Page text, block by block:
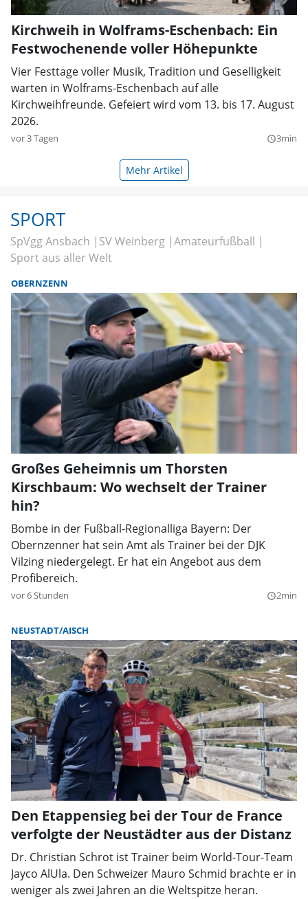
Kirchweih in Wolframs-Eschenbach: Ein
Festwochenende voller Höhepunkte
Vier Festtage voller Musik, Tradition und Geselligkeit
warten in Wolframs-Eschenbach auf alle
Kirchweihfreunde. Gefeiert wird vom 13. bis 17. August
2026.
vor 3 Tagen query_builder3min
Mehr Artikel
SPORT
SpVgg Ansbach SV Weinberg Amateurfußball
Sport aus aller Welt
OBERNZENN
Großes Geheimnis um Thorsten
Kirschbaum: Wo wechselt der Trainer
hin?
Bombe in der Fußball-Regionalliga Bayern: Der
Obernzenner hat sein Amt als Trainer bei der DJK
Vilzing niedergelegt. Er hat ein Angebot aus dem
Profibereich.
vor 6 Stunden query_builder2min
NEUSTADT/AISCH
Den Etappensieg bei der Tour de France
verfolgte der Neustädter aus der Distanz
Dr. Christian Schrot ist Trainer beim World-Tour-Team
Jayco AlUla. Den Schweizer Mauro Schmid brachte er in
weniger als zwei Jahren an die Weltspitze heran.